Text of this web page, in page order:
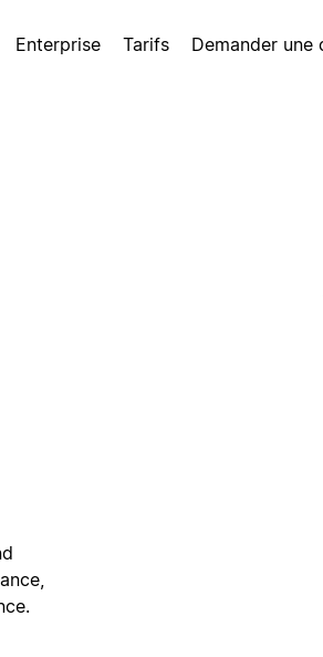
Enterprise Tarifs Demander une